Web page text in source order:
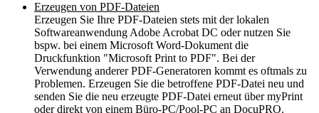
Erzeugen von PDF-Dateien
Erzeugen Sie Ihre PDF-Dateien stets mit der lokalen
Softwareanwendung Adobe Acrobat DC oder nutzen Sie
bspw. bei einem Microsoft Word-Dokument die
Druckfunktion "Microsoft Print to PDF". Bei der
Verwendung anderer PDF-Generatoren kommt es oftmals zu
Problemen. Erzeugen Sie die betroffene PDF-Datei neu und
senden Sie die neu erzeugte PDF-Datei erneut über myPrint
oder direkt von einem Büro-PC/Pool-PC an DocuPRO.